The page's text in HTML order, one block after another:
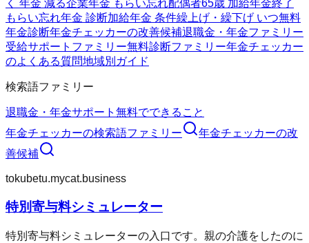
く 年金 減る企業年金 もらい忘れ配偶者65歳 加給年金終了
もらい忘れ年金 診断加給年金 条件繰上げ・繰下げ いつ無料
年金診断年金チェッカーの改善候補退職金・年金ファミリー
受給サポートファミリー無料診断ファミリー年金チェッカー
のよくある質問地域別ガイド
検索語ファミリー
退職金・年金サポート 無料でできること
年金チェッカーの検索語ファミリー 年金チェッカーの改
善候補
tokubetu.mycat.business
特別寄与料シミュレーター
特別寄与料シミュレーターの入口です。親の介護をしたのに